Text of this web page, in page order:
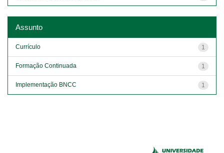
Assunto
1
Currículo
1
Formação Continuada
1
Implementação BNCC